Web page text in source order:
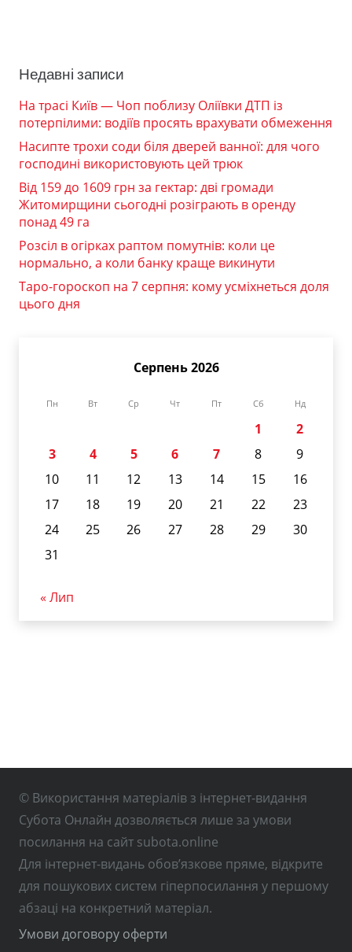
Недавні записи
На трасі Київ — Чоп поблизу Оліївки ДТП із
потерпілими: водіїв просять врахувати обмеження
Насипте трохи соди біля дверей ванної: для чого
господині використовують цей трюк
Від 159 до 1609 грн за гектар: дві громади
Житомирщини сьогодні розіграють в оренду
понад 49 га
Розсіл в огірках раптом помутнів: коли це
нормально, а коли банку краще викинути
Таро-гороскоп на 7 серпня: кому усміхнеться доля
цього дня
Серпень 2026
Пн Вт Ср Чт Пт Сб Нд
1
2
3
4 5 6 7 8
9
10
11 12 13 14 15
16
17
18 19 20 21 22
23
24
25 26 27 28 29
30
31
« Лип
© Використання матеріалів з інтернет-видання
Субота Онлайн дозволяється лише за умови
посилання на сайт subota.online
Для інтернет-видань обов’язкове пряме, відкрите
для пошукових систем гіперпосилання у першому
абзаці на конкретний матеріал.
Умови договору оферти